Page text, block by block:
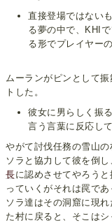
直接登場ではない
る夢の中で、KHI
る形でプレイヤー
ムーランがピンとして
トした。
彼女に男らしく振
言う言葉に反応し
やがて討伐任務の雪山の
ソラと協力して彼を倒
長に認めさせてやろう
っていくがそれは罠であ
ソラ達はその洞窟に現れ
た村に戻ると、そこは